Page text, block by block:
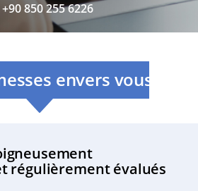
+90 850 255 6226
envers vous
régulièrement évalués